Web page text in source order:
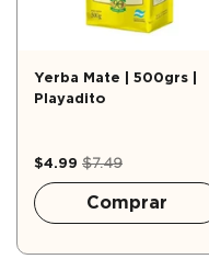
Yerba Mate | 500grs |
Playadito
$4.99 $7.49
Comprar